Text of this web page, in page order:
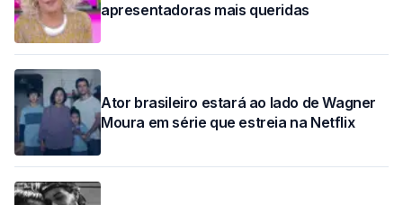
apresentadoras mais queridas
Ator brasileiro estará ao lado de Wagner
Moura em série que estreia na Netflix